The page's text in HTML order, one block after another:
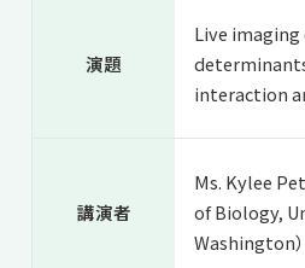
NAIST Edge BIO
国際バイオゼミナー
海外ラボインターン
国際学生ワークショ
就職支援
研究＆授業
アクセス
受験生の方へ
教職員の方へ
企業・研究者の方へ
演題
Live
interaction
講演者
Ms. Kylee
of Biology,
Washington）